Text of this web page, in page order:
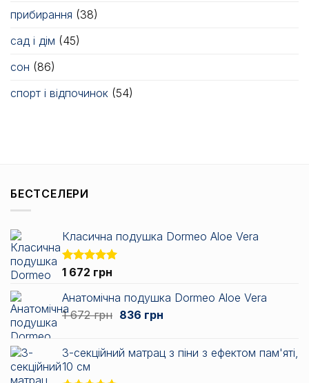
прибирання (38)
сад і дім (45)
сон (86)
спорт і відпочинок (54)
БЕСТСЕЛЕРИ
Класична подушка Dormeo Aloe Vera
Оцінено в
з 5
1 672 грн
Анатомічна подушка Dormeo Aloe Vera
1 672грн Оригінальна
672 грн.
836 грнПоточна
3-секційний матрац з піни з ефектом пам'яті,
10 см